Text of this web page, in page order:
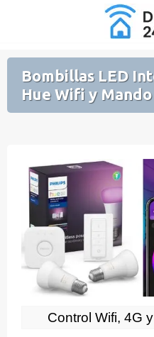
Domótica
Bombillas LED
Hue Wifi y
Control Wifi, 4G